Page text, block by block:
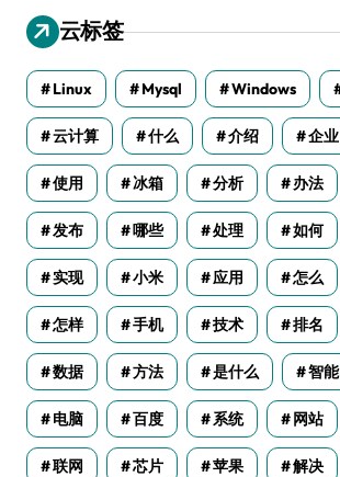
云标签
Linux Mysql Windows
云计算 什么 介绍 企业
使用 冰箱 分析 办法
发布 哪些 处理 如何
实现 小米 应用 怎么
怎样 手机 技术 排名
数据 方法 是什么 智能
电脑 百度 系统 网站
联网 芯片 苹果 解决